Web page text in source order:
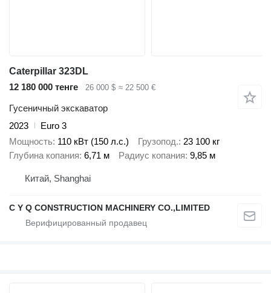
Caterpillar 323DL
12 180 000 тенге
26 000 $ ≈ 22 500 €
Гусеничный экскаватор
2023
Euro 3
Мощность 110 кВт (150 л.с.) Грузопод. 23 100 кг
Глубина копания 6,71 м Радиус копания 9,85 м
Китай, Shanghai
C Y Q CONSTRUCTION MACHINERY CO.,LIMITED